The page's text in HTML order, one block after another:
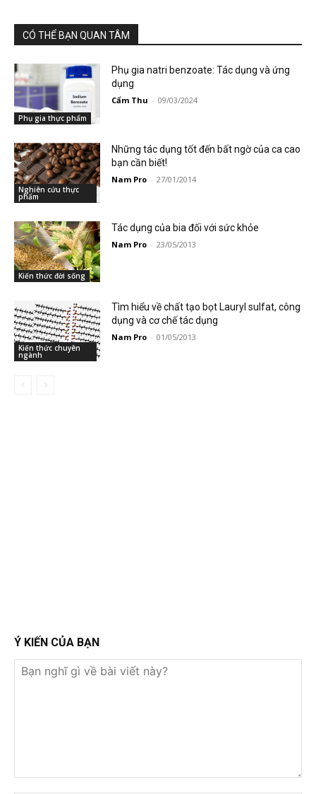
CÓ THỂ BẠN QUAN TÂM
Phụ gia thực phẩm
Phụ gia natri benzoate: Tác dụng và ứng
dụng
Cẩm Thu - 09/03/2024
Nghiên cứu thực
phẩm
Những tác dụng tốt đến bất ngờ của ca cao
bạn cần biết!
Nam Pro - 27/01/2014
Kiến thức đời sống
Tác dụng của bia đối với sức khỏe
Nam Pro - 23/05/2013
Kiến thức chuyên
ngành
Tìm hiểu về chất tạo bọt Lauryl sulfat, công
dụng và cơ chế tác dụng
Nam Pro - 01/05/2013
Ý KIẾN CỦA BẠN